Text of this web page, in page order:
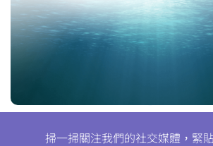
掃一掃關注我們的社交媒體，緊